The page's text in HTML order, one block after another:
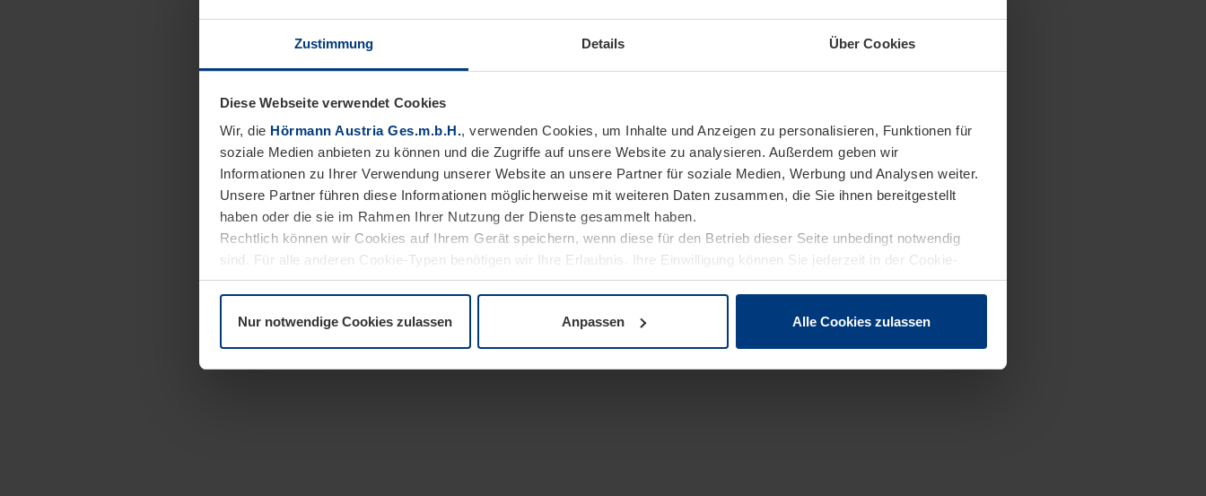
Zustimmung Details Über Cookies
Diese Webseite verwendet Cookies
Wir, die Hörmann Austria Ges.m.b.H., verwenden Cookies, um Inhalte und Anzeigen zu personalisieren, Funktionen für
soziale Medien anbieten zu können und die Zugriffe auf unsere Website zu analysieren. Außerdem geben wir
Informationen zu Ihrer Verwendung unserer Website an unsere Partner für soziale Medien, Werbung und Analysen weiter.
Unsere Partner führen diese Informationen möglicherweise mit weiteren Daten zusammen, die Sie ihnen bereitgestellt
haben oder die sie im Rahmen Ihrer Nutzung der Dienste gesammelt haben.
Rechtlich können wir Cookies auf Ihrem Gerät speichern, wenn diese für den Betrieb dieser Seite unbedingt notwendig
sind. Für alle anderen Cookie-Typen benötigen wir Ihre Erlaubnis. Ihre Einwilligung können Sie jederzeit in der Cookie-
Erläuterung auf der SeiteDatenschutzerklärungunserer Website ändern oder widerrufen.
Nur notwendige Cookies zulassen Anpassen Alle Cookies zulassen